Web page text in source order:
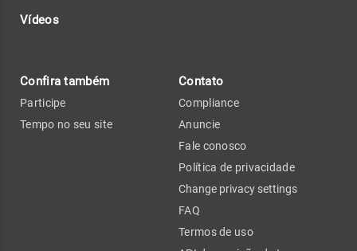
Vídeos
Confira também
Participe
Tempo no seu site
Contato
Compliance
Anuncie
Fale conosco
Política de privacidade
Change privacy settings
FAQ
Termos de uso